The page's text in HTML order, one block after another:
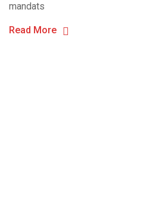
mandats
Read More